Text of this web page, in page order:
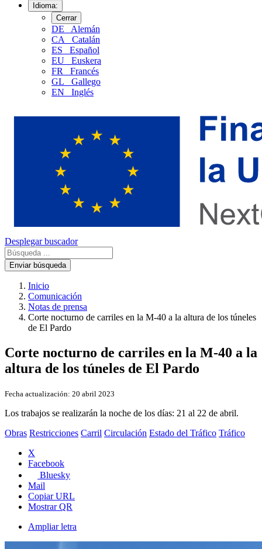
Idioma:
Cerrar
DE
Alemán
CA
Catalán
ES
Español
EU
Euskera
FR
Francés
GL
Gallego
EN
Inglés
Desplegar buscador
Enviar búsqueda
Inicio
Comunicación
Notas de prensa
Corte nocturno de carriles en la M-40 a la altura de los túneles
de El Pardo
Corte nocturno de carriles en la M-40 a la
altura de los túneles de El Pardo
Fecha actualización: 20 abril 2023
Los trabajos se realizarán la noche de los días: 21 al 22 de abril.
Obras Restricciones Carril Circulación Estado del Tráfico Tráfico
X
Facebook
Bluesky
Mail
Copiar URL
Mostrar QR
Ampliar letra